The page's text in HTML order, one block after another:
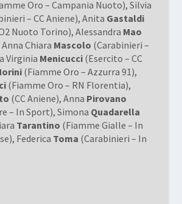
Oro – Campania Nuoto), Silvia
– CC Aniene), Anita Gastaldi
Nuoto Torino), Alessandra Mao
Chiara Mascolo (Carabinieri –
Virginia Menicucci(Esercito – CC
(Fiamme Oro – Azzurra 91),
(Fiamme Oro – RN Florentia),
(CC Aniene), Anna Pirovano
– In Sport), Simona Quadarella
Tarantino (Fiamme Gialle – In
Federica Toma (Carabinieri – In